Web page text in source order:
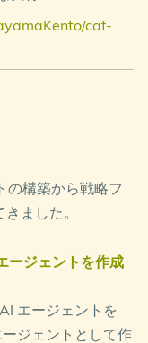
caf-
の構築から戦略フ
ました。
ージェントを作成
エージェントを
ジェントとして作